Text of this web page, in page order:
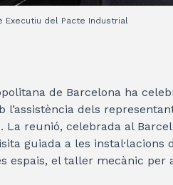
Executiu del Pacte Industrial
de Barcelona ha
l’assistència dels
La reunió, celebrada al
guiada a les instal·lacions
espais, el taller mecànic per